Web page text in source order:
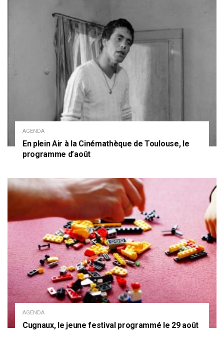
AGENDA
En plein Air à la Cinémathèque de Toulouse, le
programme d’août
AGENDA
Cugnaux, le jeune festival programmé le 29 août